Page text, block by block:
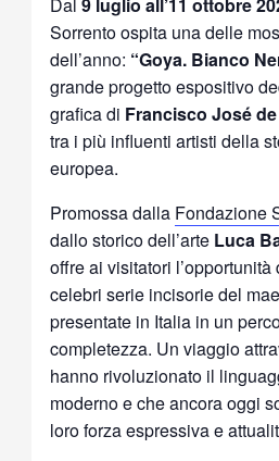
Dal9 luglio all’11 ottobre
Sorrento ospita una delle
dell’anno: “Goya. Bianco
grande progetto espositivo
grafica di Francisco José
tra i più influenti artisti della
europea.
Promossa dalla Fondazione
dallo storico dell’arte Luca
offre ai visitatori
celebri serie incisorie del
presentate in Italia in un
completezza. Un viaggio
hanno rivoluzionato il
moderno e che ancora oggi
loro forza espressiva e